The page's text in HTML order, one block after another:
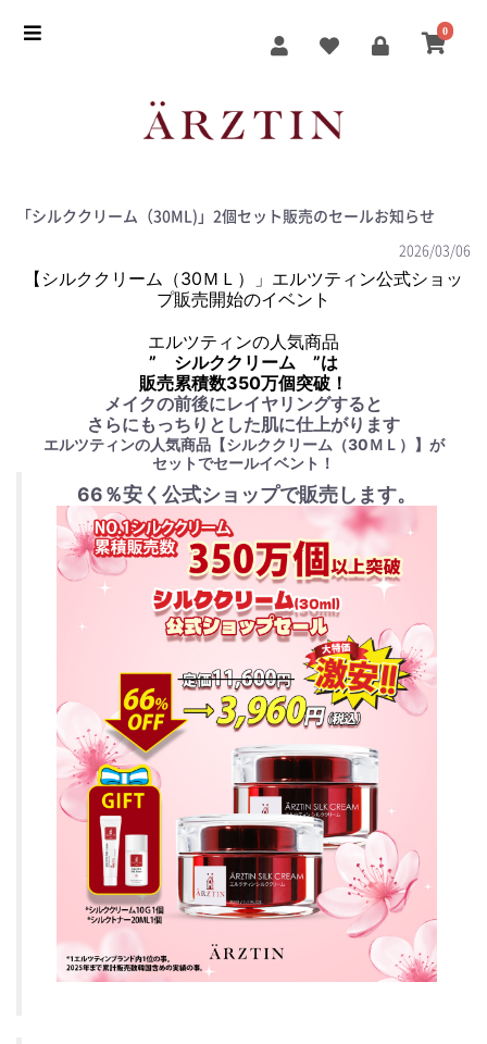
0
「シルククリーム（30ML)」2個セット販売のセールお知らせ
2026/03/06
【シルククリーム（30ＭＬ）」エルツティン公式ショッ
プ販売開始のイベント
エルツティンの人気商品
” シルククリーム ”は
販売累積数350万個突破！
メイクの前後にレイヤリングすると
さらにもっちりとした肌に仕上がります
エルツティンの人気商品【シルククリーム（30ＭＬ）】が
セットでセールイベント！
66％安く公式ショップで販売します。